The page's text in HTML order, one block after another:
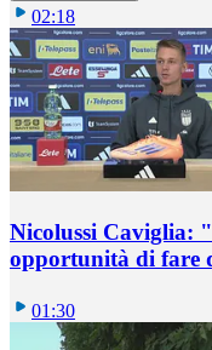
02:18
Nicolussi Caviglia:
opportunità di fare
01:30